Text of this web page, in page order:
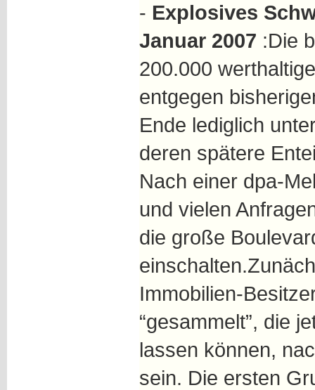
- Explosives
Januar 2007 :Die
200.000
entgegen
Ende lediglich
deren spätere
Nach einer dpa-
und vielen
die große
Immobilien-
“gesammelt”, die
lassen können,
sein. Die ersten